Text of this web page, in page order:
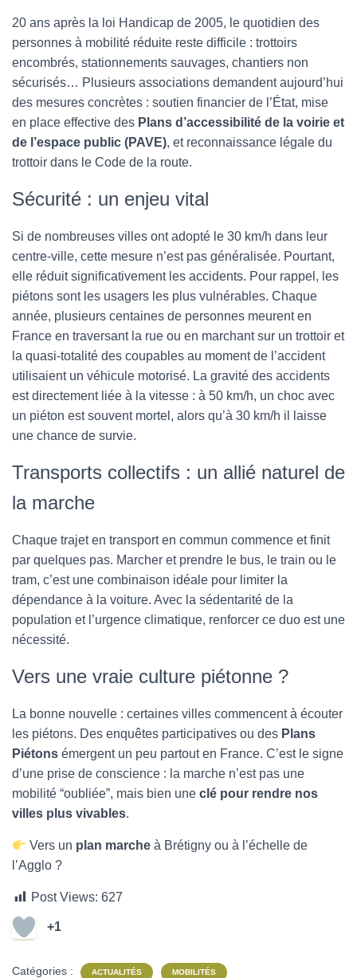
20 ans après la loi Handicap de 2005, le quotidien des
personnes à mobilité réduite reste difficile : trottoirs
encombrés, stationnements sauvages, chantiers non
sécurisés… Plusieurs associations demandent aujourd’hui
des mesures concrètes : soutien financier de l’État, mise
en place effective des Plans d’accessibilité de la voirie et
de l’espace public (PAVE), et reconnaissance légale du
trottoir dans le Code de la route.
Sécurité : un enjeu vital
Si de nombreuses villes ont adopté le 30 km/h dans leur
centre-ville, cette mesure n’est pas généralisée. Pourtant,
elle réduit significativement les accidents. Pour rappel, les
piétons sont les usagers les plus vulnérables. Chaque
année, plusieurs centaines de personnes meurent en
France en traversant la rue ou en marchant sur un trottoir et
la quasi-totalité des coupables au moment de l’accident
utilisaient un véhicule motorisé. La gravité des accidents
est directement liée à la vitesse : à 50 km/h, un choc avec
un piéton est souvent mortel, alors qu’à 30 km/h il laisse
une chance de survie.
Transports collectifs : un allié naturel de
la marche
Chaque trajet en transport en commun commence et finit
par quelques pas. Marcher et prendre le bus, le train ou le
tram, c’est une combinaison idéale pour limiter la
dépendance à la voiture. Avec la sédentarité de la
population et l’urgence climatique, renforcer ce duo est une
nécessité.
Vers une vraie culture piétonne ?
La bonne nouvelle : certaines villes commencent à écouter
les piétons. Des enquêtes participatives ou des Plans
Piétons émergent un peu partout en France. C’est le signe
d’une prise de conscience : la marche n’est pas une
mobilité “oubliée”, mais bien une clé pour rendre nos
villes plus vivables.
Vers un plan marche à Brétigny ou à l’échelle de
l’Agglo ?
Post Views: 627
+1
Catégories : ACTUALITÉS MOBILITÉS